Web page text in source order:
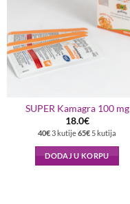
SUPER Kamagra 100 mg
18.0€
40€ 3 kutije65€ 5 kutija
DODAJ U KORPU